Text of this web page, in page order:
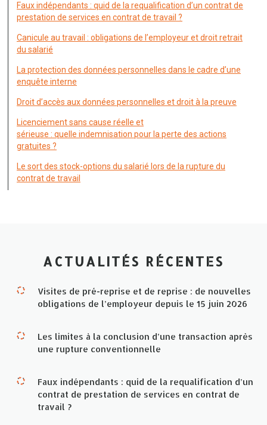
Faux indépendants : quid de la requalification d’un contrat de
prestation de services en contrat de travail ?
Canicule au travail : obligations de l’employeur et droit retrait
du salarié
La protection des données personnelles dans le cadre d’une
enquête interne
Droit d’accès aux données personnelles et droit à la preuve
Licenciement sans cause réelle et
sérieuse : quelle indemnisation pour la perte des actions
gratuites ?
Le sort des stock-options du salarié lors de la rupture du
contrat de travail
ACTUALITÉS RÉCENTES
Visites de pré-reprise et de reprise : de nouvelles
obligations de l’employeur depuis le 15 juin 2026
Les limites à la conclusion d’une transaction après
une rupture conventionnelle
Faux indépendants : quid de la requalification d’un
contrat de prestation de services en contrat de
travail ?